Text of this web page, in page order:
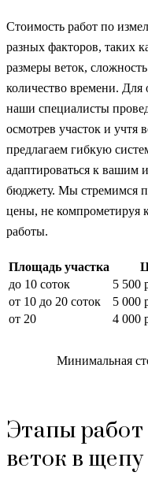
Стоимость работ по
разных факторов, таких
размеры веток,
количество времени. Для
наши специалисты
осмотрев участок и учтя
предлагаем гибкую
адаптироваться к вашим
бюджету. Мы стремимся
цены, не компрометируя
работы.
Площадь участка
до 10 соток
5 500
от 10 до 20 соток
5 000
от 20
4 000
Минимальная
Этапы
веток в